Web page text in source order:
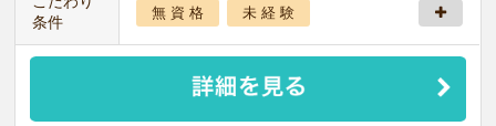
条件
無 資 格 未 経 験